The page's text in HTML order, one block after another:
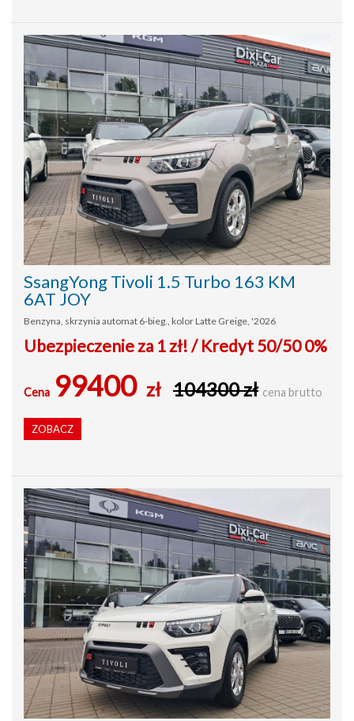
SsangYong Tivoli 1.5 Turbo 163 KM
6AT JOY
Benzyna, skrzynia automat 6-bieg., kolor Latte Greige, '2026
Ubezpieczenie za 1 zł! / Kredyt 50/50 0%
Cena 99400 zł 104300 zł cena brutto
ZOBACZ